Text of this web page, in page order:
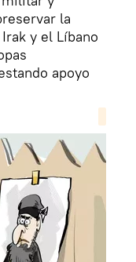
la
y el Líbano
apoyo